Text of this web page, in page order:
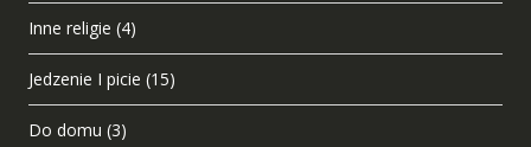
Inne religie (4)
Jedzenie I picie (15)
Do domu (3)